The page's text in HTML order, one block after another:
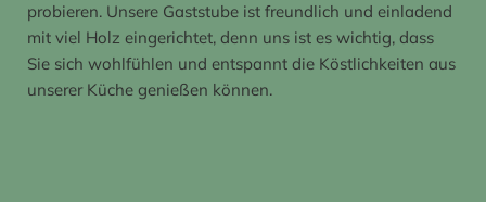
probieren. Unsere Gaststube ist freundlich und einladend
mit viel Holz eingerichtet, denn uns ist es wichtig, dass
Sie sich wohlfühlen und entspannt die Köstlichkeiten aus
unserer Küche genießen können.